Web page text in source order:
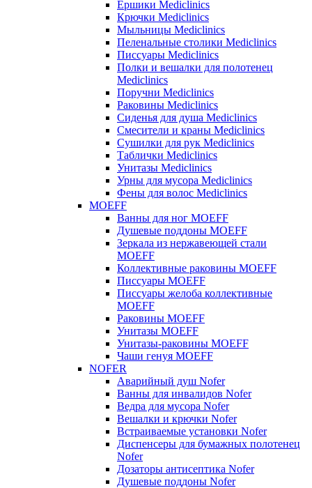
Ершики Mediclinics
Крючки Mediclinics
Мыльницы Mediclinics
Пеленальные столики Mediclinics
Писсуары Mediclinics
Полки и вешалки для полотенец
Mediclinics
Поручни Mediclinics
Раковины Mediclinics
Сиденья для душа Mediclinics
Смесители и краны Mediclinics
Сушилки для рук Mediclinics
Таблички Mediclinics
Унитазы Mediclinics
Урны для мусора Mediclinics
Фены для волос Mediclinics
MOEFF
Ванны для ног MOEFF
Душевые поддоны MOEFF
Зеркала из нержавеющей стали
MOEFF
Коллективные раковины MOEFF
Писсуары MOEFF
Писсуары желоба коллективные
MOEFF
Раковины MOEFF
Унитазы MOEFF
Унитазы-раковины MOEFF
Чаши генуя MOEFF
NOFER
Аварийный душ Nofer
Ванны для инвалидов Nofer
Ведра для мусора Nofer
Вешалки и крючки Nofer
Встраиваемые установки Nofer
Диспенсеры для бумажных полотенец
Nofer
Дозаторы антисептика Nofer
Душевые поддоны Nofer